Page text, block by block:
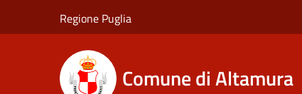
Regione Puglia
Comune di Altamura